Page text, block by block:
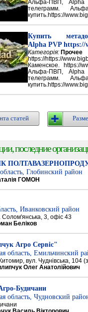
Альфа-ПВП, Alpha
телеграмм.
купить.https://
Купить
Alpha PVP https://
Категорія: Прочее
https://https://
Каменское. https://
Альфа-ПВП, Alpha
телеграмм.
купить.https://
статей
последние
Глобинский район
ГОМОН
Иванковский район
Солом'янська, 3, офіс 43
Беліков
Агро Сервіс"
область, Емильчинский
вул. Чуднівська, 104
Олег Анатолійович
Будичани
область, Чудновский